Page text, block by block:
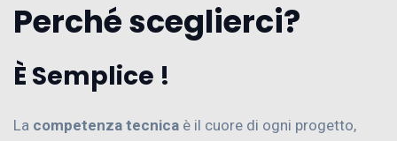
Perché sceglierci?
È Semplice !
La competenza tecnica è il cuore di ogni progetto,